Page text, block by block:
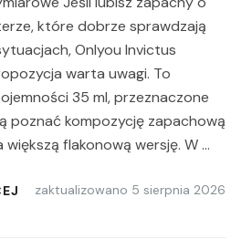
które dobrze sprawdzają
Onlyou Invictus
warta uwagi. To
35 ml, przeznaczone
poznać kompozycję zapachową
większą flakonową wersję. W …
zaktualizowano 5 sierpnia 2026